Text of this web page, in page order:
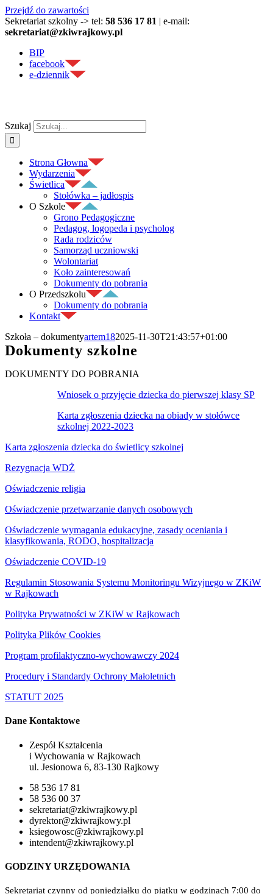
Przejdź do zawartości
Sekretariat szkolny -> tel: 58 536 17 81 | e-mail:
sekretariat@zkiwrajkowy.pl
BIP
facebook
e-dziennik
Szukaj
Strona Głowna
Wydarzenia
Świetlica
Stołówka – jadłospis
O Szkole
Grono Pedagogiczne
Pedagog, logopeda i psycholog
Rada rodziców
Samorząd uczniowski
Wolontariat
Koło zainteresowań
Dokumenty do pobrania
O Przedszkolu
Dokumenty do pobrania
Kontakt
Szkoła – dokumentyartem182025-11-30T21:43:57+01:00
Dokumenty szkolne
DOKUMENTY DO POBRANIA
Wniosek o przyjęcie dziecka do pierwszej klasy SP
Karta zgłoszenia dziecka na obiady w stołówce
szkolnej 2022-2023
Karta zgłoszenia dziecka do świetlicy szkolnej
Rezygnacja WDŻ
Oświadczenie religia
Oświadczenie przetwarzanie danych osobowych
Oświadczenie wymagania edukacyjne, zasady oceniania i
klasyfikowania, RODO, hospitalizacja
Oświadczenie COVID-19
Regulamin Stosowania Systemu Monitoringu Wizyjnego w ZKiW
w Rajkowach
Polityka Prywatności w ZKiW w Rajkowach
Polityka Plików Cookies
Program profilaktyczno-wychowawczy 2024
Procedury i Standardy Ochrony Małoletnich
STATUT 2025
Dane Kontaktowe
Zespół Kształcenia
i Wychowania w Rajkowach
ul. Jesionowa 6, 83-130 Rajkowy
58 536 17 81
58 536 00 37
sekretariat@zkiwrajkowy.pl
dyrektor@zkiwrajkowy.pl
ksiegowosc@zkiwrajkowy.pl
intendent@zkiwrajkowy.pl
GODZINY URZĘDOWANIA
Sekretariat czynny od poniedziałku do piątku w godzinach 7:00 do